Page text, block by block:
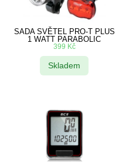
SADA SVĚTEL PRO-T PLUS
1 WATT PARABOLIC
399 Kč
Skladem